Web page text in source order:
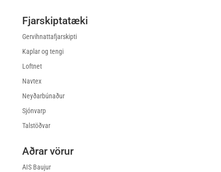
Fjarskiptatæki
Gervihnattafjarskipti
Kaplar og tengi
Loftnet
Navtex
Neyðarbúnaður
Sjónvarp
Talstöðvar
Aðrar vörur
AIS Baujur